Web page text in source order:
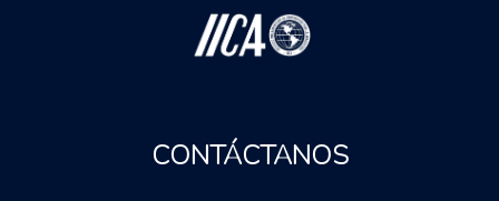
CONTÁCTANOS